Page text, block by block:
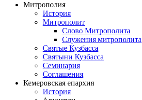
Митрополия
История
Митрополит
Слово Митрополита
Служения митрополита
Святые Кузбасса
Святыни Кузбасса
Семинария
Соглашения
Кемеровская епархия
История